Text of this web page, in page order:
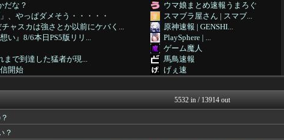
だな？
ウマ娘まとめ速報うまろぐ
、やっぱダメそう・・・・・
スマブラ屋さん | スマブ...
ャスカは強さとか以前にケバく...
原神速報 | GENSHI...
い』8/6本日PS5版リリ...
PlaySphere | ...
ゲーム魔人
まで到達した猛者が現...
馬鳥速報
開始
げぇ速
ええっ！！」←これｗｗｗｗｗｗ...
mutyunのゲーム+αブ...
強いセイちゃん。
ウマ娘まとめ速報うまろぐ
ーション！」のショート動画を...
あ艦これ ～艦隊これくしょ...
真摯...
5532 in / 13914 out
？